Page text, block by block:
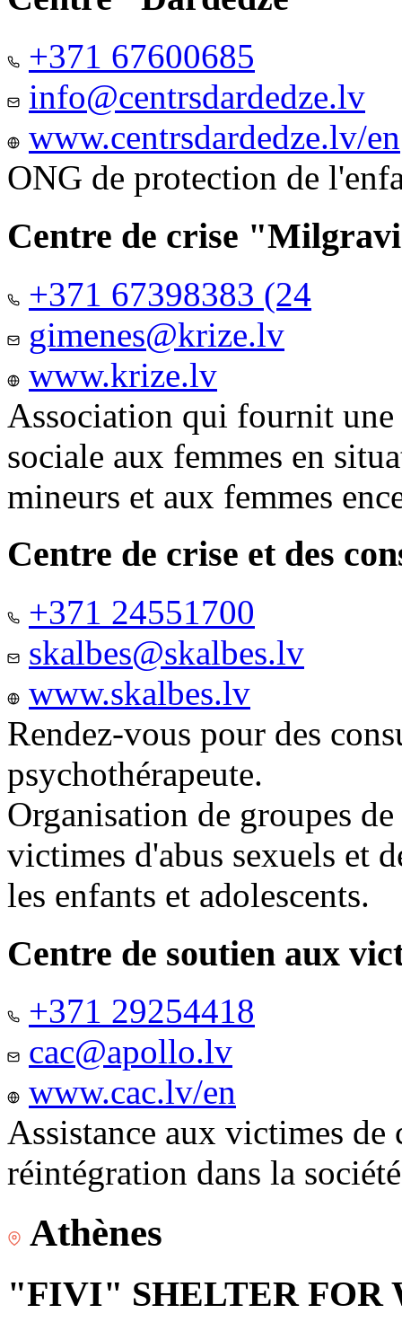
+371 67600685
info@centrsdardedze.lv
www.centrsdardedze.lv/en
ONG de protection de
Centre de crise
+371 67398383 (24
gimenes@krize.lv
www.krize.lv
Association qui fournit une
sociale aux femmes en
mineurs et aux femmes
Centre de crise et des
+371 24551700
skalbes@skalbes.lv
www.skalbes.lv
Rendez-vous pour des
psychothérapeute.
Organisation de groupes
victimes d'abus sexuels et
les enfants et adolescents.
Centre de soutien aux
+371 29254418
cac@apollo.lv
www.cac.lv/en
Assistance aux victimes
réintégration dans la
Athènes
"FIVI" SHELTER FOR